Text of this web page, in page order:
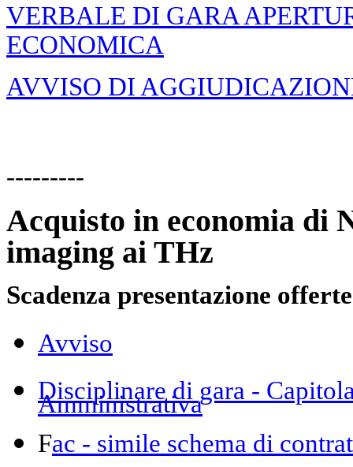
VERBALE DI GARA
ECONOMICA
AVVISO DI
---------
Acquisto in economia di
imaging ai THz
Scadenza presentazione
Avviso
Disciplinare di gara -
Amministrativa
Fac - simile schema di